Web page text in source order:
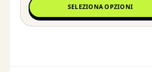
SELEZIONA OPZIONI